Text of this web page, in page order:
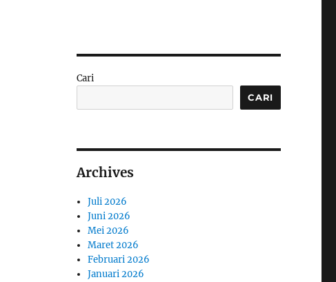
Cari
CARI
Archives
Juli 2026
Juni 2026
Mei 2026
Maret 2026
Februari 2026
Januari 2026